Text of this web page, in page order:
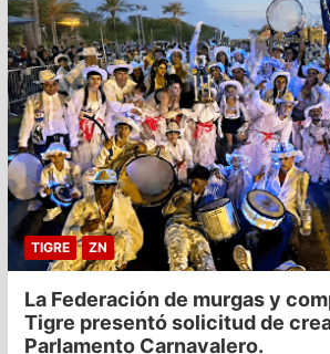
TIGRE ZN
La Federación de murgas y
Tigre presentó solicitud de
Parlamento Carnavalero.